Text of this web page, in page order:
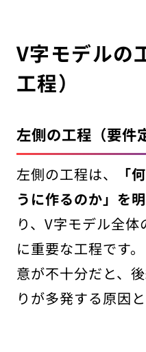
V字モデルの
工程）
左側の工程（要件
左側の工程は、
「
うに作るのか」を
り、V字モデル全
に重要な工程です
意が不十分だと、
りが多発する原因と